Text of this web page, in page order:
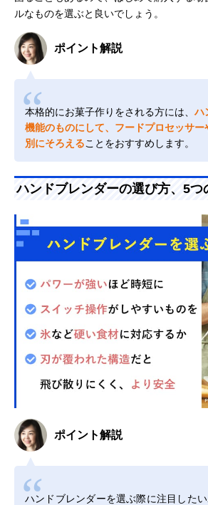
ルなものを選ぶと良いでしょう。
ポイント解説
本格的にお菓子作りをされる方には、ハ
機能のものにして、フードプロセッサ
別にそろえることをおすすめします。
ハンドブレンダーの選び方、5つ
ポイント解説
ハンドブレンダーを選ぶ際に注目した